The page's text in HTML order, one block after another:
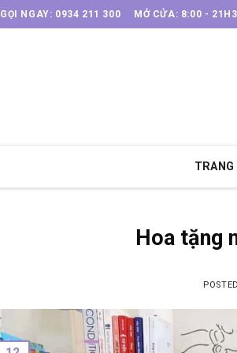
GỌI NGAY: 0934 211 300 MỞ CỬA: 8:00 -
TRANG
Hoa tặng